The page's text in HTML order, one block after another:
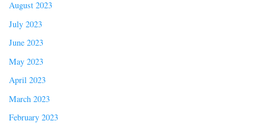
August 2023
July 2023
June 2023
May 2023
April 2023
March 2023
February 2023